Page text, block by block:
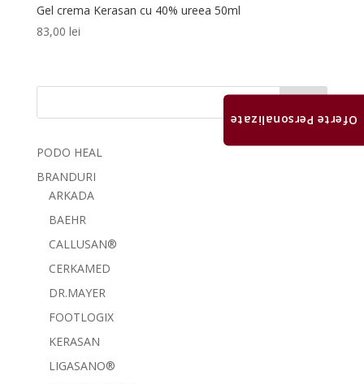
Gel crema Kerasan cu 40% ureea 50ml
83,00 lei
PODO HEAL
BRANDURI
ARKADA
BAEHR
CALLUSAN®
CERKAMED
DR.MAYER
FOOTLOGIX
KERASAN
LIGASANO®
Oferte Personalizate